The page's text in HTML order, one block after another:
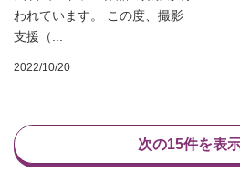
われています。 この度、撮影
支援（...
2022/10/20
次の15件を表